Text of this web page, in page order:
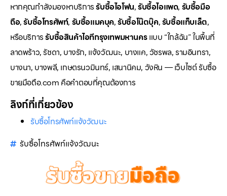
หากคุณกำลังมองหาบริการรับซื้อไอโฟน,รับซื้อไอแพด, รับซื้อมือ
ถือ,รับซื้อโทรศัพท์, รับซื้อแมคบุค,รับซื้อโน๊ตบุ๊ค,รับซื้อแท็บเล็ต,
หรือบริการรับซื้อสินค้าไอทีกรุงเทพมหานครแบบ “ใกล้ฉัน” ในพื้นที่
ลาดพร้าว, รัชดา, บางรัก, แจ้งวัฒนะ, บางแค, วัชรพล, รามอินทรา,
บางนา, บางพลี, เกษตรนวมินทร์, เสนานิคม, วังหิน — เว็บไซต์ รับซื้อ
ขายมือถือ.com คือคำตอบที่คุณต้องการ
ลิงก์ที่เกี่ยวข้อง
รับซื้อโทรศัพท์แจ้งวัฒนะ
รับซื้อโทรศัพท์แจ้งวัฒนะ